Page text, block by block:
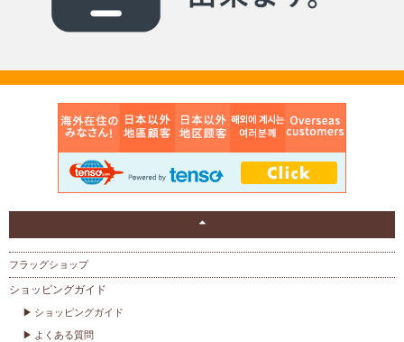
フラッグショップ
ショッピングガイド
ショッピングガイド
よくある質問